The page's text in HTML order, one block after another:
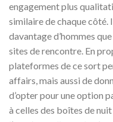
engagement plus
similaire de chaque côté.
davantage d’hommes
sites de rencontre. En
plateformes de ce sort
affairs, mais aussi de
d’opter pour une option
à celles des boîtes de